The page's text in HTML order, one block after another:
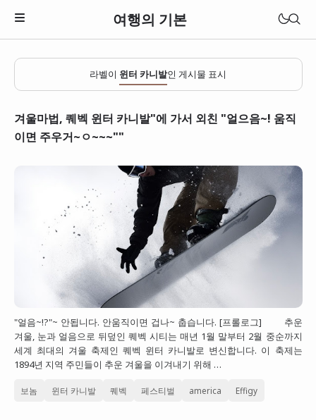
여행의 기본
일본
대만
프랑스
라벨이 윈터 카니발인 게시물 표시
겨울마법, 퀘벡 윈터 카니발"에 가서 외친 "얼으음~! 움직
이면 주우거~ㅇ~~~""
"얼음~!?"~ 안됩니다. 안움직이면 겁나~ 춥습니다. [프롤로그] 추운
겨울, 눈과 얼음으로 뒤덮인 퀘벡 시티는 매년 1월 말부터 2월 중순까지
세계 최대의 겨울 축제인 퀘벡 윈터 카니발로 변신합니다. 이 축제는
1894년 지역 주민들이 추운 겨울을 이겨내기 위해 …
보놈 윈터 카니발 퀘벡 페스티벌 america Effigy